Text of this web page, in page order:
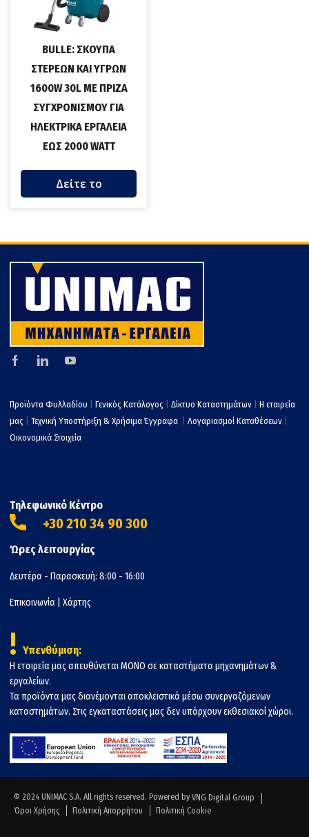
BULLE: ΣΚΟΥΠΑ
ΣΤΕΡΕΩΝ ΚΑΙ ΥΓΡΩΝ
1600W 30L ΜΕ ΠΡΙΖΑ
ΣΥΓΧΡΟΝΙΣΜΟΥ ΓΙΑ
ΗΛΕΚΤΡΙΚΑ ΕΡΓΑΛΕΙΑ
ΕΩΣ 2000 WATT
Δείτε το
Προϊόντα Φυλλαδίου Γενικός Κατάλογος Δίκτυο Καταστημάτων
Η εταιρεία
μας
Τεχνική Υποστήριξη & Χρήσιμα Έγγραφα Λογαριασμοί Καταθέσεων
Οικονομικά Στοιχεία
Τηλεφωνικό Κέντρο
+30 210 34 90 300
Ώρες λειτουργίας
Δευτέρα - Παρασκευή: 8:00 - 16:00
Επικοινωνία Χάρτης
! Υπενθύμιση:
Η εταιρεία μας απευθύνεται ΜΟΝΟ σε καταστήματα μηχανημάτων &
εργαλείων.
Τα προϊόντα μας διανέμονται αποκλειστικά μέσω συνεργαζόμενων
καταστημάτων. Στις εγκαταστάσεις μας δεν υπάρχουν εκθεσιακοί χώροι.
© 2024 UNIMAC S.A. All rights reserved. Powered by VNG Digital Group
Όροι Χρήσης
Πολιτική Απορρήτου Πολιτική Cookie